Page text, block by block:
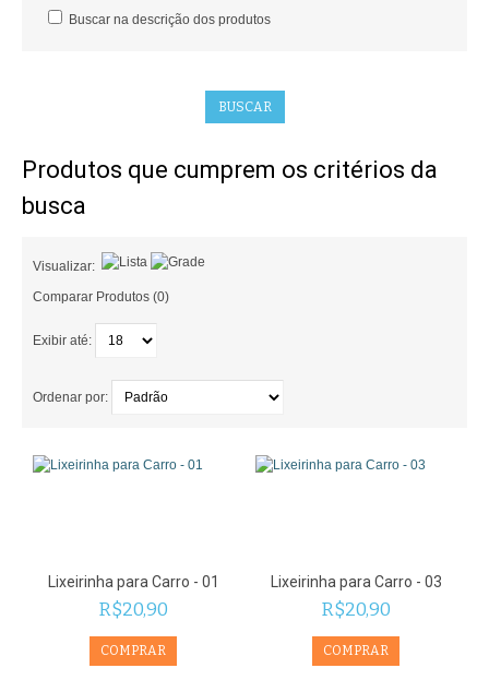
CONTATO
Buscar na descrição dos produtos
Produtos que cumprem os critérios da
busca
Visualizar:
Comparar Produtos (0)
Exibir até:
Ordenar por:
Lixeirinha para Carro - 01
R$20,90
Lixeirinha para Carro - 03
R$20,90